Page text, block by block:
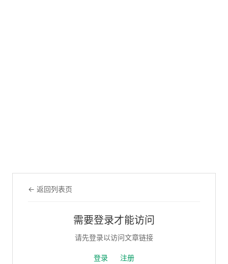
← 返回列表页
需要登录才能访问
请先登录以访问文章链接
登录 注册